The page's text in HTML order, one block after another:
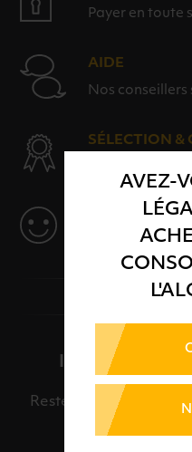
AVEZ-
Payer en toute
AIDE
Nos
SÉLECTION &
Des produits
SERVICE
Des solutions
INSCRIPTION
Restez informé et
nos meilleures